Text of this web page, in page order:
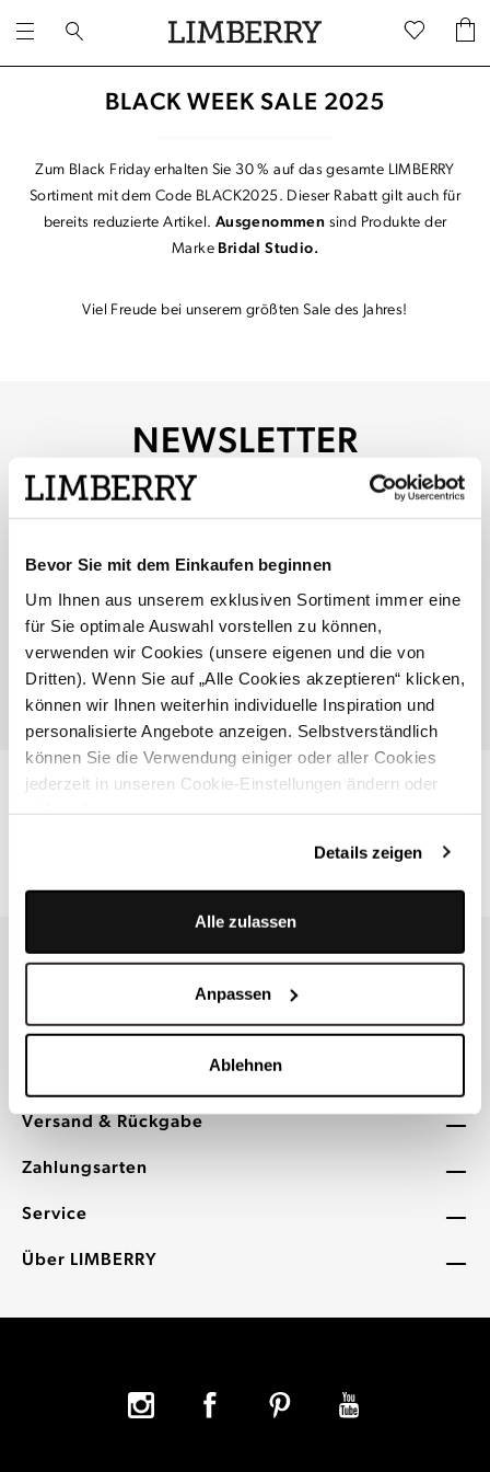
Bevor Sie mit dem Einkaufen beginnen
Um Ihnen aus unserem exklusiven Sortiment immer eine
für Sie optimale Auswahl vorstellen zu können,
verwenden wir Cookies (unsere eigenen und die von
Dritten). Wenn Sie auf „Alle Cookies akzeptieren“ klicken,
können wir Ihnen weiterhin individuelle Inspiration und
personalisierte Angebote anzeigen. Selbstverständlich
können Sie die Verwendung einiger oder aller Cookies
jederzeit in unseren Cookie-Einstellungen ändern oder
Details zeigen
Alle zulassen
Anpassen
Ablehnen
BLACK WEEK SALE 2025
Zum Black Friday erhalten Sie 30 % auf das gesamte LIMBERRY
Sortiment mit dem Code BLACK2025. Dieser Rabatt gilt auch für
bereits reduzierte Artikel. Ausgenommen sind Produkte der
Marke Bridal Studio.
Viel Freude bei unserem größten Sale des Jahres!
Versand & Rückgabe
Zahlungsarten
Service
Über LIMBERRY
NEWSLETTER
Unsere Vorteile
Änderungs-
Bei Fragen
Aktuell nur per E-Mail erreichbar
Tel.: +49 (0) 40 2289708000
service@limberry.de